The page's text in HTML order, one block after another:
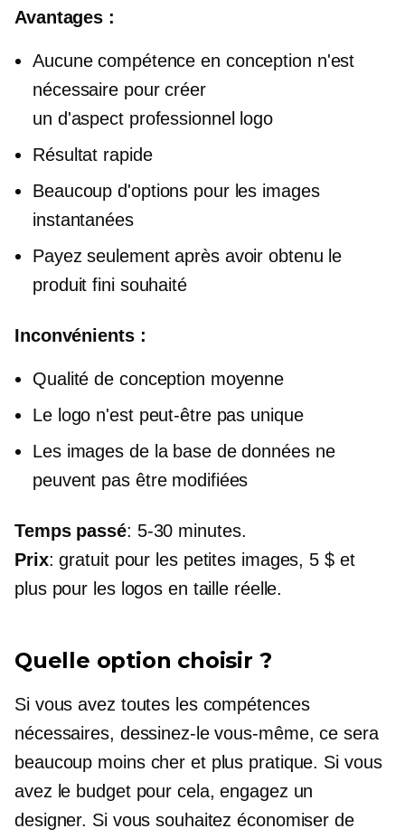
Avantages :
Aucune compétence en conception n'est
nécessaire pour créer
un d'aspect professionnel logo
Résultat rapide
Beaucoup d'options pour les images
instantanées
Payez seulement après avoir obtenu le
produit fini souhaité
Inconvénients :
Qualité de conception moyenne
Le logo n'est peut-être pas unique
Les images de la base de données ne
peuvent pas être modifiées
Temps passé: 5-30 minutes.
Prix: gratuit pour les petites images, 5 $ et
plus pour les logos en taille réelle.
Quelle option choisir ?
Si vous avez toutes les compétences
nécessaires, dessinez-le vous-même, ce sera
beaucoup moins cher et plus pratique. Si vous
avez le budget pour cela, engagez un
designer. Si vous souhaitez économiser de